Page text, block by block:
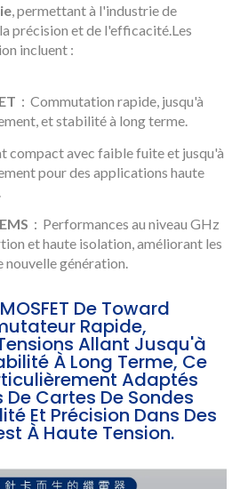
, permettant à l'industrie de
précision et de l'efficacité.Les
incluent :
：Commutation rapide, jusqu'à
et stabilité à long terme.
compact avec faible fuite et jusqu'à
pour des applications haute
：Performances au niveau GHz
et haute isolation, améliorant les
nouvelle génération.
De Toward
Rapide,
Allant Jusqu'à
À Long Terme, Ce
Adaptés
Cartes De Sondes
Et Précision Dans Des
À Haute Tension.